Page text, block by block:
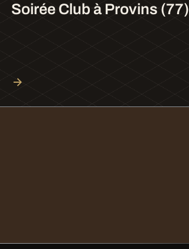
Soirée Club à Provins (77)